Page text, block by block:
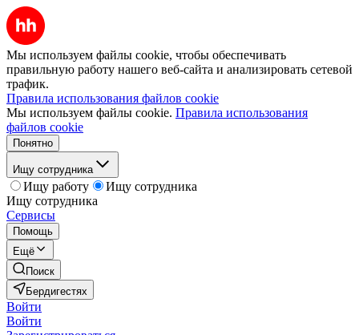
Мы используем файлы cookie, чтобы обеспечивать
правильную работу нашего веб-сайта и анализировать сетевой
трафик.
Правила использования файлов cookie
Мы используем файлы cookie. Правила использования
файлов cookie
Понятно
Ищу сотрудника
Ищу работу
Ищу сотрудника
Ищу сотрудника
Сервисы
Помощь
Ещё
Поиск
Бердигестях
Войти
Войти